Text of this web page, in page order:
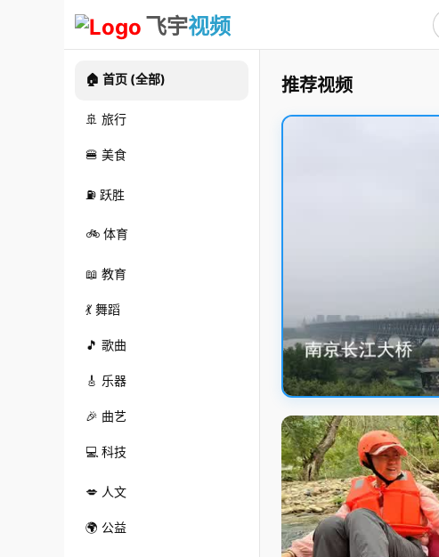
飞宇视频
🏠 首页 (全部)
🚢 旅行
🍔 美食
⛽ 跃胜
🚲 体育
📖 教育
💃 舞蹈
🎵 歌曲
🎸 乐器
🎉 曲艺
💻 科技
💋 人文
🌍 公益
推荐视频